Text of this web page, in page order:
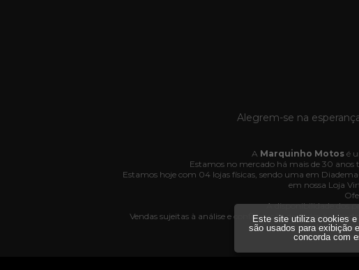
Alegrem-se na
A Marquinho Motos é
Estamos no mercado há mais de 30
Estamos hoje com 04 lojas físicas, sendo uma em
em nossa Loja
A disponibilidade dos
Vendas sujeitas à análise e confirmação de dados e os
Av.
Este site utiliza cookies
são usados para exibição
concorda com